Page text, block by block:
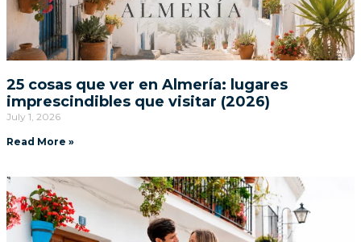
25 cosas que ver en Almería: lugares
imprescindibles que visitar (2026)
July 1, 2026
Read More »